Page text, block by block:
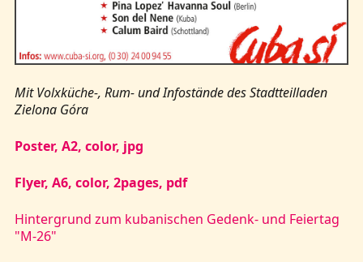
Mit Volxküche-, Rum- und Infostände des Stadtteilladen
Zielona Góra
Poster, A2, color, jpg
Flyer, A6, color, 2pages, pdf
Hintergrund zum kubanischen Gedenk- und Feiertag
"M-26"